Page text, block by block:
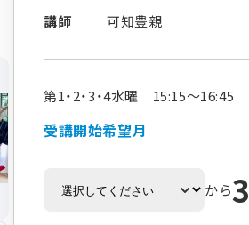
講師 可知豊親
第1・2・3・4水曜 15:15～16:45
受講開始希望月
から3